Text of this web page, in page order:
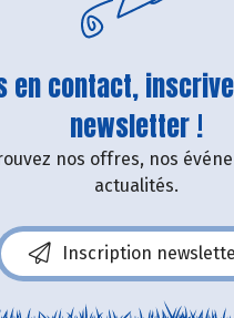
en contact,
newsletter !
nos offres, nos
actualités.
Inscription